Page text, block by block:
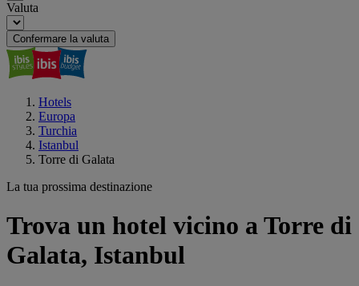
Valuta
Confermare la valuta
Hotels
Europa
Turchia
Istanbul
Torre di Galata
La tua prossima destinazione
Trova un hotel vicino a Torre di
Galata, Istanbul